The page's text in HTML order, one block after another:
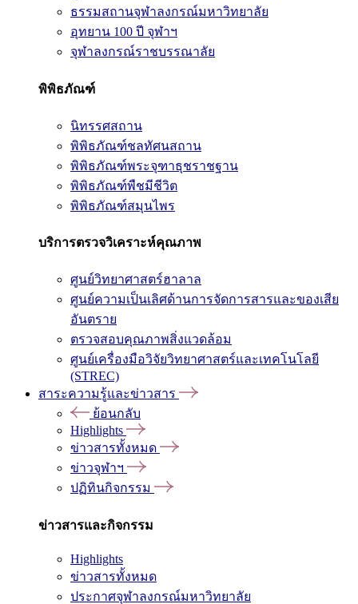
ธรรมสถานจุฬาลงกรณ์มหาวิทยาลัย
อุทยาน 100 ปี จุฬาฯ
จุฬาลงกรณ์ราชบรรณาลัย
พิพิธภัณฑ์
นิทรรศสถาน
พิพิธภัณฑ์ชลทัศนสถาน
พิพิธภัณฑ์พระจุฑาธุชราชฐาน
พิพิธภัณฑ์พืชมีชีวิต
พิพิธภัณฑ์สมุนไพร
บริการตรวจวิเคราะห์คุณภาพ
ศูนย์วิทยาศาสตร์ฮาลาล
ศูนย์ความเป็นเลิศด้านการจัดการสารและของเสีย
อันตราย
ตรวจสอบคุณภาพสิ่งแวดล้อม
ศูนย์เครื่องมือวิจัยวิทยาศาสตร์และเทคโนโลยี
(STREC)
สาระความรู้และข่าวสาร
ย้อนกลับ
Highlights
ข่าวสารทั้งหมด
ข่าวจุฬาฯ
ปฏิทินกิจกรรม
ข่าวสารและกิจกรรม
Highlights
ข่าวสารทั้งหมด
ประกาศจุฬาลงกรณ์มหาวิทยาลัย